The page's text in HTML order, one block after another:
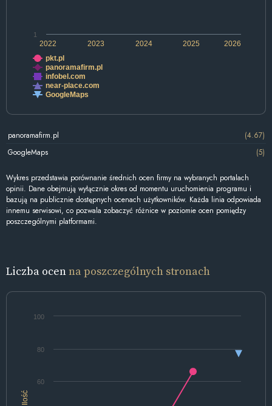
2022 2024 2026
2023 2025
1
pkt.pl
panoramafirm.pl
infobel.com
near-place.com
GoogleMaps
panoramafirm.pl
(4.67)
GoogleMaps
(5)
Wykres przedstawia porównanie średnich ocen firmy na wybranych portalach
opinii. Dane obejmują wyłącznie okres od momentu uruchomienia programu i
bazują na publicznie dostępnych ocenach użytkowników. Każda linia odpowiada
innemu serwisowi, co pozwala zobaczyć różnice w poziomie ocen pomiędzy
poszczególnymi platformami.
Liczba ocenna poszczególnych stronach
Ilość
60
80
100